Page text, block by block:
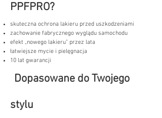
PPFPRO?
skuteczna ochrona lakieru przed uszkodzeniami
zachowanie fabrycznego wyglądu samochodu
efekt „nowego lakieru” przez lata
łatwiejsze mycie i pielęgnacja
10 lat gwarancji
Dopasowane do Twojego
stylu